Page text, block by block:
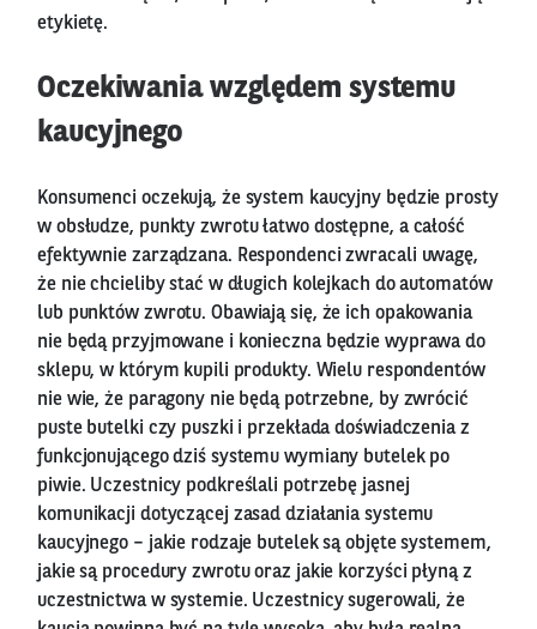
etykietę.
Oczekiwania względem systemu
kaucyjnego
Konsumenci oczekują, że system kaucyjny będzie prosty
w obsłudze, punkty zwrotu łatwo dostępne, a całość
efektywnie zarządzana. Respondenci zwracali uwagę,
że nie chcieliby stać w długich kolejkach do automatów
lub punktów zwrotu. Obawiają się, że ich opakowania
nie będą przyjmowane i konieczna będzie wyprawa do
sklepu, w którym kupili produkty. Wielu respondentów
nie wie, że paragony nie będą potrzebne, by zwrócić
puste butelki czy puszki i przekłada doświadczenia z
funkcjonującego dziś systemu wymiany butelek po
piwie. Uczestnicy podkreślali potrzebę jasnej
komunikacji dotyczącej zasad działania systemu
kaucyjnego – jakie rodzaje butelek są objęte systemem,
jakie są procedury zwrotu oraz jakie korzyści płyną z
uczestnictwa w systemie. Uczestnicy sugerowali, że